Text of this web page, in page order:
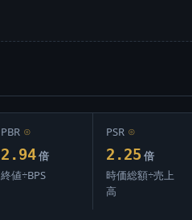
PBR ⊙
2.94 倍
終値÷BPS
PSR ⊙
2.25 倍
時価総額÷売上
高